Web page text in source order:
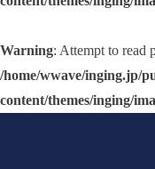
Warning: Attempt to read
/home/wwave/inging.jp/
content/themes/inging/